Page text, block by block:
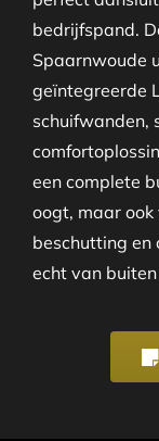
bedrijfspand.
Spaarnwoude
geïntegreerde
schuifwanden,
een complete
oogt, maar
beschutting en
echt van